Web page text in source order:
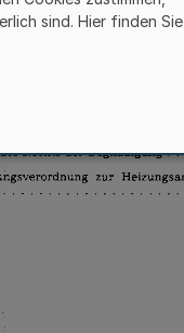
sind. Hier finden Sie